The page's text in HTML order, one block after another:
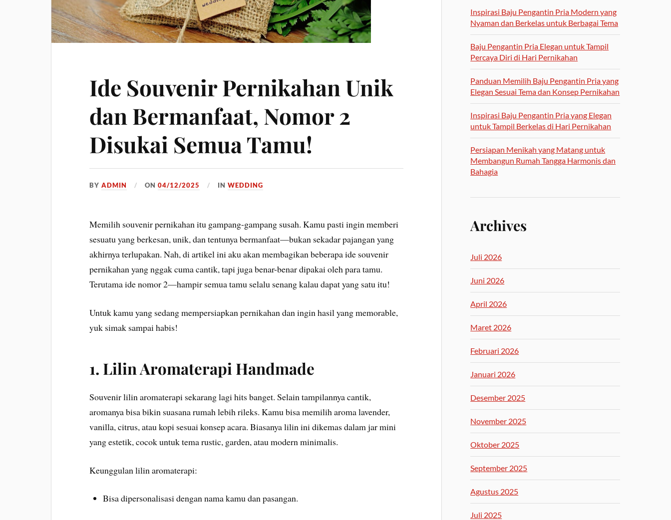
Ide Souvenir Pernikahan Unik
dan Bermanfaat, Nomor 2
Disukai Semua Tamu!
BYADMIN ON04/12/2025 INWEDDING
Memilih souvenir pernikahan itu gampang-gampang susah. Kamu pasti ingin memberi
sesuatu yang berkesan, unik, dan tentunya bermanfaat—bukan sekadar pajangan yang
akhirnya terlupakan. Nah, di artikel ini aku akan membagikan beberapa ide souvenir
pernikahan yang nggak cuma cantik, tapi juga benar-benar dipakai oleh para tamu.
Terutama ide nomor 2—hampir semua tamu selalu senang kalau dapat yang satu itu!
Untuk kamu yang sedang mempersiapkan pernikahan dan ingin hasil yang memorable,
yuk simak sampai habis!
1. Lilin Aromaterapi Handmade
Souvenir lilin aromaterapi sekarang lagi hits banget. Selain tampilannya cantik,
aromanya bisa bikin suasana rumah lebih rileks. Kamu bisa memilih aroma lavender,
vanilla, citrus, atau kopi sesuai konsep acara. Biasanya lilin ini dikemas dalam jar mini
yang estetik, cocok untuk tema rustic, garden, atau modern minimalis.
Keunggulan lilin aromaterapi:
Bisa dipersonalisasi dengan nama kamu dan pasangan.
Inspirasi Baju Pengantin Pria Modern yang
Nyaman dan Berkelas untuk Berbagai Tema
Baju Pengantin Pria Elegan untuk Tampil
Percaya Diri di Hari Pernikahan
Panduan Memilih Baju Pengantin Pria yang
Elegan Sesuai Tema dan Konsep Pernikahan
Inspirasi Baju Pengantin Pria yang Elegan
untuk Tampil Berkelas di Hari Pernikahan
Persiapan Menikah yang Matang untuk
Membangun Rumah Tangga Harmonis dan
Bahagia
Archives
Juli 2026
Juni 2026
April 2026
Maret 2026
Februari 2026
Januari 2026
Desember 2025
November 2025
Oktober 2025
September 2025
Agustus 2025
Juli 2025